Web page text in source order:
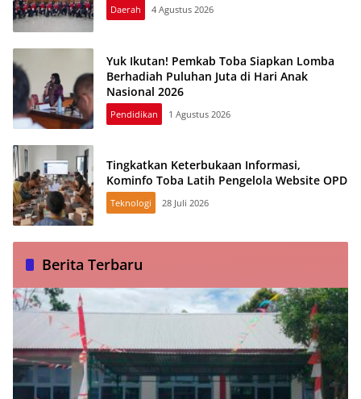
Daerah 4 Agustus 2026
Yuk Ikutan! Pemkab Toba Siapkan Lomba
Berhadiah Puluhan Juta di Hari Anak
Nasional 2026
Pendidikan 1 Agustus 2026
Tingkatkan Keterbukaan Informasi,
Kominfo Toba Latih Pengelola Website OPD
Teknologi 28 Juli 2026
Berita Terbaru